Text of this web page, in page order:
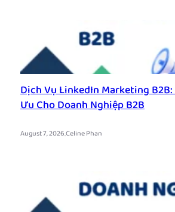
Dịch Vụ LinkedIn Marketing
Ưu Cho Doanh Nghiệp B2B
August 7, 2026.Celine Phan